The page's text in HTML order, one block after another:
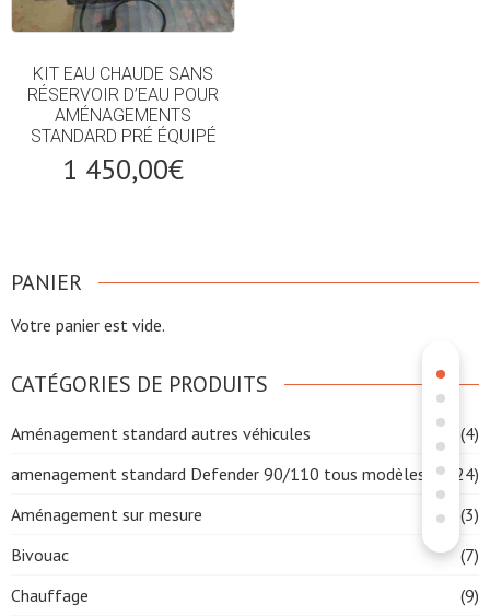
KIT EAU CHAUDE SANS
RÉSERVOIR D’EAU POUR
AMÉNAGEMENTS
STANDARD PRÉ ÉQUIPÉ
1 450,00€
PANIER
Votre panier est vide.
CATÉGORIES DE PRODUITS
Aménagement standard autres véhicules
(4)
amenagement standard Defender 90/110 tous modèles
(24)
Aménagement sur mesure
(3)
Bivouac
(7)
Chauffage
(9)